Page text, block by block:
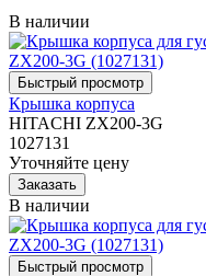
В наличии
Крышка корпуса
HITACHI ZX200-3G
1027131
Уточняйте цену
В наличии